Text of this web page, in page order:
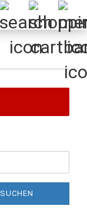
SUCHEN